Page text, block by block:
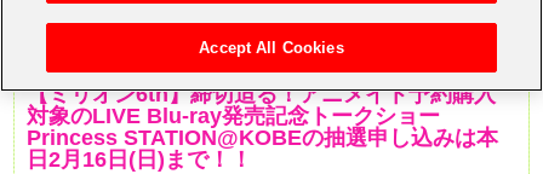
【ミリオン6th】締切迫る！アニメイト予約購入
対象のLIVE Blu-ray発売記念トークショー
Princess STATION@KOBEの抽選申し込みは本
日2月16日(日)まで！！
Accept All Cookies